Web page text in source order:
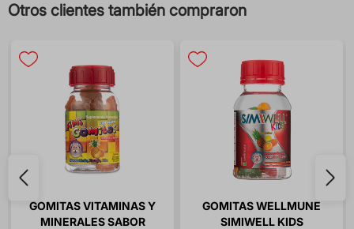
Otros clientes también compraron
GOMITAS VITAMINAS Y
MINERALES SABOR
GOMITAS WELLMUNE
SIMIWELL KIDS